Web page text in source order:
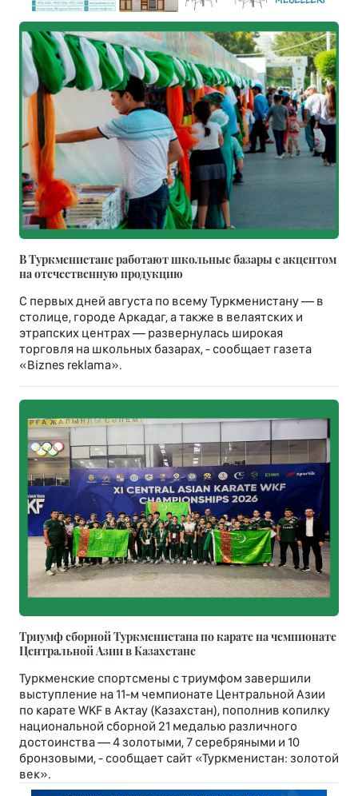
В Туркменистане работают школьные базары с акцентом
на отечественную продукцию
С первых дней августа по всему Туркменистану — в
столице, городе Аркадаг, а также в велаятских и
этрапских центрах — развернулась широкая
торговля на школьных базарах, - сообщает газета
«Biznes reklama».
Триумф сборной Туркменистана по карате на чемпионате
Центральной Азии в Казахстане
Туркменские спортсмены с триумфом завершили
выступление на 11-м чемпионате Центральной Азии
по карате WKF в Актау (Казахстан), пополнив копилку
национальной сборной 21 медалью различного
достоинства — 4 золотыми, 7 серебряными и 10
бронзовыми, - сообщает сайт «Туркменистан: золотой
век».